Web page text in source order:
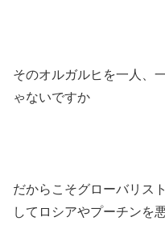
そのオルガルヒを一人、
ゃないですか
だからこそグローバリス
してロシアやプーチンを